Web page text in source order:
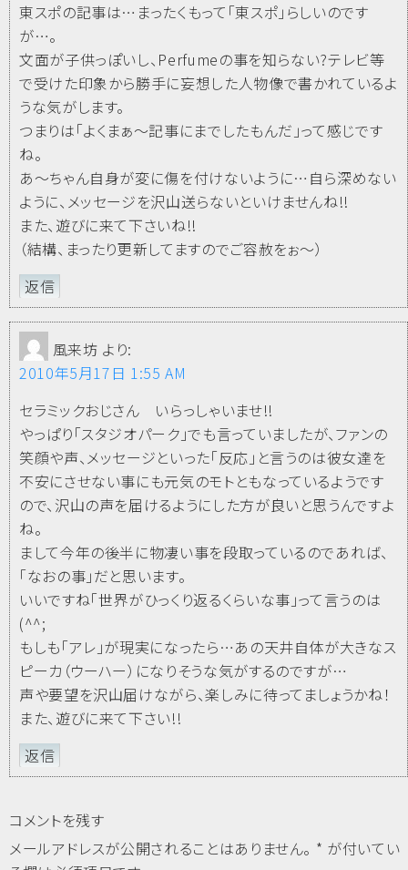
東スポの記事は…まったくもって「東スポ」らしいのです
が…。
文面が子供っぽいし、Perfumeの事を知らない?テレビ等
で受けた印象から勝手に妄想した人物像で書かれているよ
うな気がします。
つまりは「よくまぁ～記事にまでしたもんだ」って感じです
ね。
あ～ちゃん自身が変に傷を付けないように…自ら深めない
ように、メッセージを沢山送らないといけませんね!!
また、遊びに来て下さいね!!
（結構、まったり更新してますのでご容赦をぉ～）
返信
風来坊 より:
2010年5月17日 1:55 AM
セラミックおじさん いらっしゃいませ!!
やっぱり「スタジオパーク」でも言っていましたが、ファンの
笑顔や声、メッセージといった「反応」と言うのは彼女達を
不安にさせない事にも元気のモトともなっているようです
ので、沢山の声を届けるようにした方が良いと思うんですよ
ね。
まして今年の後半に物凄い事を段取っているのであれば、
「なおの事」だと思います。
いいですね「世界がひっくり返るくらいな事」って言うのは
(^^;
もしも「アレ」が現実になったら…あの天井自体が大きなス
ピーカ（ウーハー）になりそうな気がするのですが…
声や要望を沢山届けながら、楽しみに待ってましょうかね！
また、遊びに来て下さい!!
返信
コメントを残す
メールアドレスが公開されることはありません。 * が付いてい